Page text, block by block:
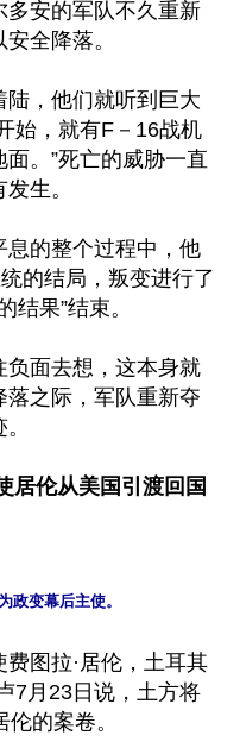
安的军队不久重新
全降落。
，他们就听到巨大
始，就有F－16战机
。”死亡的威胁一直
生。
的整个过程中，他
的结局，叛变进行了
结果”结束。
面去想，这本身就
之际，军队重新夺
居伦从美国引渡回国
政变幕后主使。
图拉·居伦，土耳其
7月23日说，土方将
的案卷。